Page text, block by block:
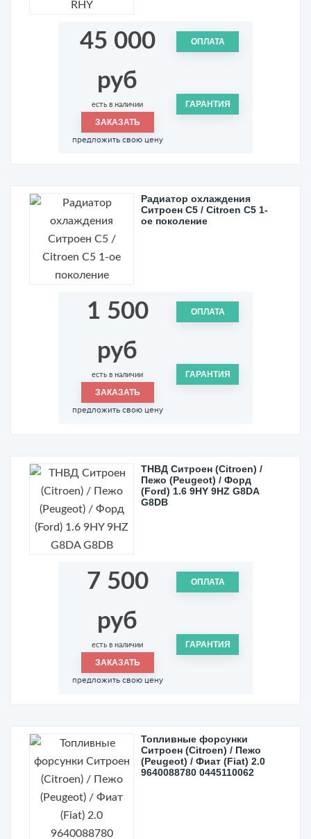
45 000
руб
есть в наличии
ЗАКАЗАТЬ
предложить свою цену
ОПЛАТА
ГАРАНТИЯ
Радиатор охлаждения
Ситроен С5 / Citroen C5 1-
ое поколение
1 500
руб
есть в наличии
ЗАКАЗАТЬ
предложить свою цену
ОПЛАТА
ГАРАНТИЯ
ТНВД Ситроен (Citroen) /
Пежо (Peugeot) / Форд
(Ford) 1.6 9HY 9HZ G8DA
G8DB
7 500
руб
есть в наличии
ЗАКАЗАТЬ
предложить свою цену
ОПЛАТА
ГАРАНТИЯ
Топливные форсунки
Ситроен (Citroen) / Пежо
(Peugeot) / Фиат (Fiat) 2.0
9640088780 0445110062